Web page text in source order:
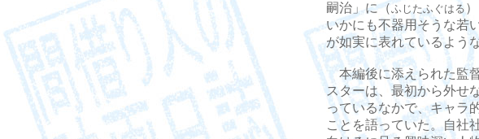
嗣治」に（ふじたふぐはる
いかにも不器用そうな若
が如実に表れているよう
本編後に添えられた監
スターは、最初から外せ
っているなかで、キャラ
ことを語っていた。自社